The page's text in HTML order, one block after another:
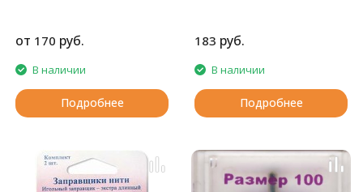
от 170 руб.
В наличии
Подробнее
183 руб.
В наличии
Подробнее